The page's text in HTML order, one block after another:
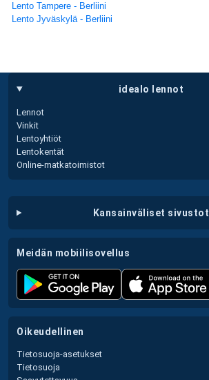
Lento Tampere - Berliini
Lento Jyväskylä - Berliini
idealo lennot
Lennot
Vinkit
Lentoyhtiöt
Lentokentät
Online-matkatoimistot
kansainväliset sivustot
meidän mobiilisovellus
oikeudellinen
Tietosuoja-asetukset
Tietosuoja